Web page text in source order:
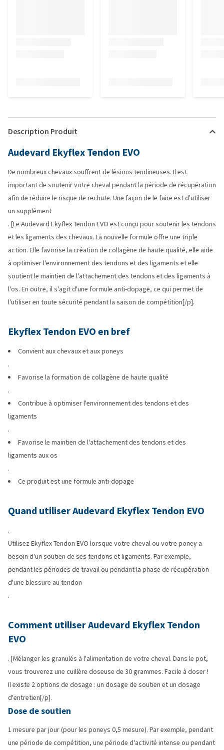
Description Produit
Audevard Ekyflex Tendon EVO
De nombreux chevaux souffrent de lésions tendineuses. Il est
important de soutenir votre cheval pendant la période de récupération
afin de réduire le risque de rechute. Une façon de le faire est d'utiliser
un supplément
. [Le Audevard Ekyflex Tendon EVO est conçu pour soutenir les tendons
et les ligaments des chevaux. La nouvelle formule offre une triple
action. Elle favorise la création de collagène de haute qualité, elle aide
à optimiser l'environnement des tendons et des ligaments et elle
soutient le maintien de l'attachement des tendons et des ligaments à
l'os. En outre, il s'agit d'une formule anti-dopage, ce qui permet de
l'utiliser en toute sécurité pendant la saison de compétition[/p].
Ekyflex Tendon EVO en bref
Convient aux chevaux et aux poneys
.
Favorise la formation de collagène de haute qualité
.
Contribue à optimiser l'environnement des tendons et des
ligaments
.
Favorise le maintien de l'attachement des tendons et des
ligaments aux os
.
Ce produit est une formule anti-dopage
Quand utiliser Audevard Ekyflex Tendon EVO
.
Utilisez Ekyflex Tendon EVO lorsque votre cheval ou votre poney a
besoin d'un soutien de ses tendons et ligaments. Par exemple,
pendant les périodes de travail ou pendant la phase de récupération
d'une blessure au tendon
.
Comment utiliser Audevard Ekyflex Tendon
EVO
. [Mélanger les granulés à l'alimentation de votre cheval. Dans le pot,
vous trouverez une cuillère doseuse de 30 grammes. Facile à doser !
Il existe 2 options de dosage : un dosage de soutien et un dosage
d'entretien[/p].
Dose de soutien
1 mesure par jour (pour les poneys 0,5 mesure). Par exemple, pendant
une période de compétition, une période d'activité intense ou pendant